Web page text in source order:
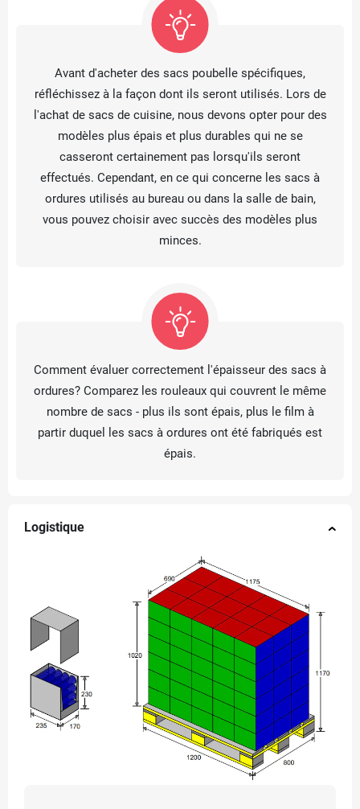
Avant d'acheter des sacs poubelle spécifiques,
réfléchissez à la façon dont ils seront utilisés. Lors de
l'achat de sacs de cuisine, nous devons opter pour des
modèles plus épais et plus durables qui ne se
casseront certainement pas lorsqu'ils seront
effectués. Cependant, en ce qui concerne les sacs à
ordures utilisés au bureau ou dans la salle de bain,
vous pouvez choisir avec succès des modèles plus
minces.
Comment évaluer correctement l'épaisseur des sacs à
ordures? Comparez les rouleaux qui couvrent le même
nombre de sacs - plus ils sont épais, plus le film à
partir duquel les sacs à ordures ont été fabriqués est
épais.
Logistique